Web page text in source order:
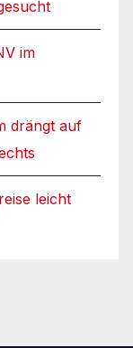
im
drängt auf
leicht